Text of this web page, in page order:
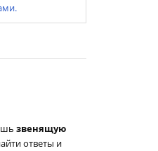
звенящую
ответы и